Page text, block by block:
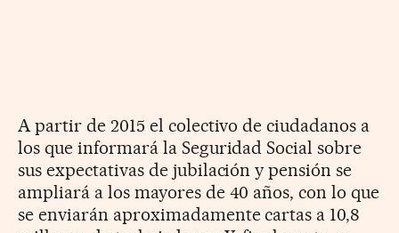
A partir de 2015 el colectivo de ciudadanos a
los que informará la Seguridad Social sobre
sus expectativas de jubilación y pensión se
ampliará a los mayores de 40 años, con lo que
se enviarán aproximadamente cartas a 10,8